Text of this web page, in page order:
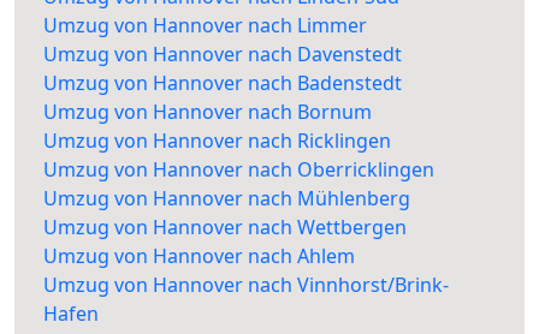
Umzug von Hannover nach Limmer
Umzug von Hannover nach Davenstedt
Umzug von Hannover nach Badenstedt
Umzug von Hannover nach Bornum
Umzug von Hannover nach Ricklingen
Umzug von Hannover nach Oberricklingen
Umzug von Hannover nach Mühlenberg
Umzug von Hannover nach Wettbergen
Umzug von Hannover nach Ahlem
Umzug von Hannover nach Vinnhorst/Brink-
Hafen